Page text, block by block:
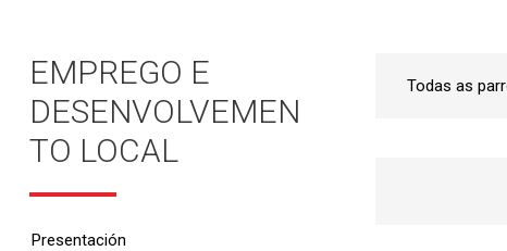
EMPREGO E
DESENVOLVEMEN
TO LOCAL
Presentación